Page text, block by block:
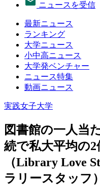
ニュースを受信
最新ニュース
ランキング
大学ニュース
小中高ニュース
大学発ベンチャー
ニュース特集
動画ニュース
実践女子大学
図書館の一人当
続で私大平均の
（Library Love
ラリースタッフ